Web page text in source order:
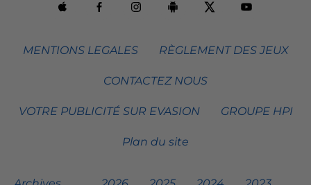
MENTIONS LEGALES RÈGLEMENT DES JEUX
CONTACTEZ NOUS
VOTRE PUBLICITÉ SUR EVASION GROUPE HPI
Plan du site